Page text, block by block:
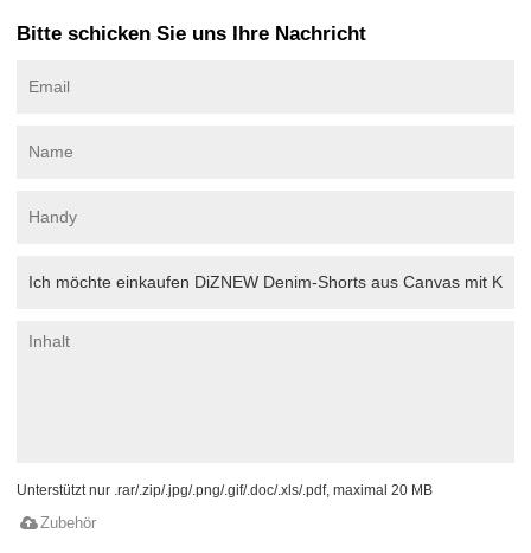
Bitte schicken Sie uns Ihre Nachricht
Unterstützt nur .rar/.zip/.jpg/.png/.gif/.doc/.xls/.pdf, maximal 20 MB
Zubehör